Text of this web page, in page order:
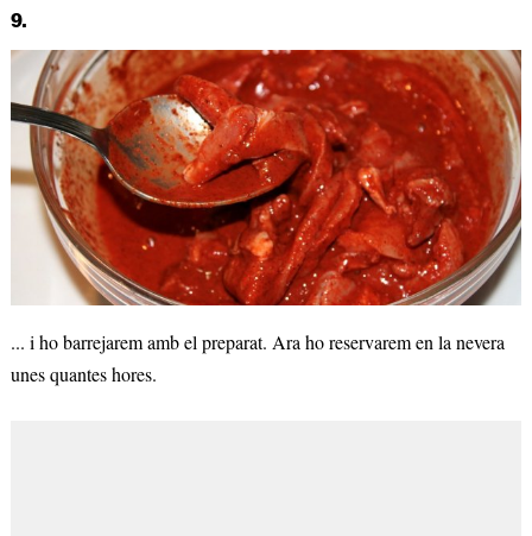
9.
... i ho barrejarem amb el preparat. Ara ho reservarem en la nevera
unes quantes hores.